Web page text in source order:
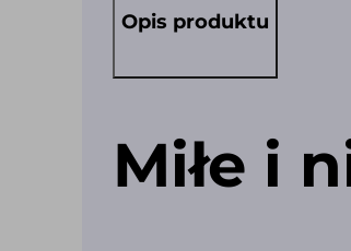
Opis produktu
Miłe i